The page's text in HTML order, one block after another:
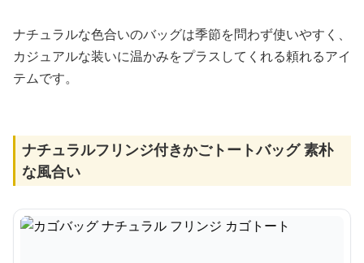
ナチュラルな色合いのバッグは季節を問わず使いやすく、
カジュアルな装いに温かみをプラスしてくれる頼れるアイ
テムです。
ナチュラルフリンジ付きかごトートバッグ 素朴
な風合い